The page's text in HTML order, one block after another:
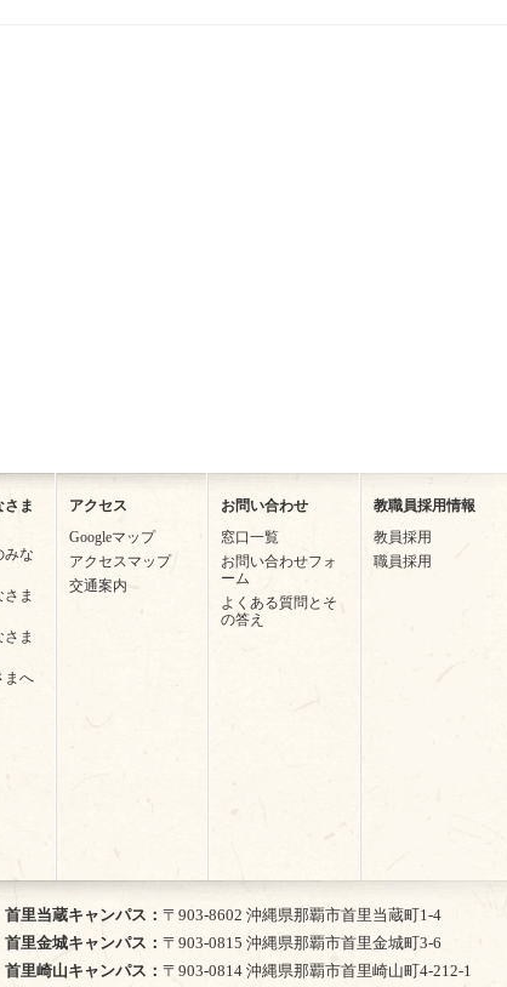
さま
みな
ま
ま
まへ
アクセス
Googleマップ
アクセスマップ
交通案内
お問い合わせ
窓口一覧
お問い合わせフォ
ーム
よくある質問とそ
の答え
教職員採用情報
教員採用
職員採用
首里当蔵キャンパス
〒903-8602 沖縄県那覇市首里当蔵町1-4
首里金城キャンパス
〒903-0815 沖縄県那覇市首里金城町3-6
首里崎山キャンパス
〒903-0814 沖縄県那覇市首里崎山町4-212-1